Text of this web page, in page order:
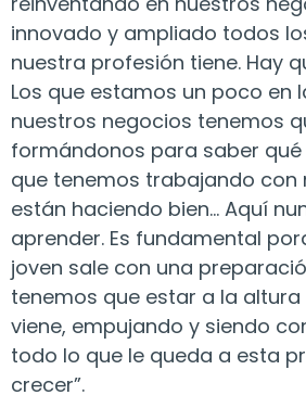
innovado y ampliado todos
nuestra profesión tiene. Hay
Los que estamos un poco en
nuestros negocios tenemos
formándonos para saber
que tenemos trabajando con
están haciendo bien… Aquí
aprender. Es fundamental
joven sale con una
tenemos que estar a la
viene, empujando y siendo
todo lo que le queda a esta
crecer”.